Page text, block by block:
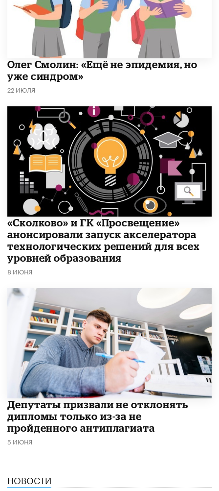
​Олег Смолин: «Ещё не эпидемия, но
уже синдром»
22 ИЮЛЯ
«Сколково» и ГК «Просвещение»
анонсировали запуск акселератора
технологических решений для всех
уровней образования
8 ИЮНЯ
Депутаты призвали не отклонять
дипломы только из-за не
пройденного антиплагиата
5 ИЮНЯ
НОВОСТИ